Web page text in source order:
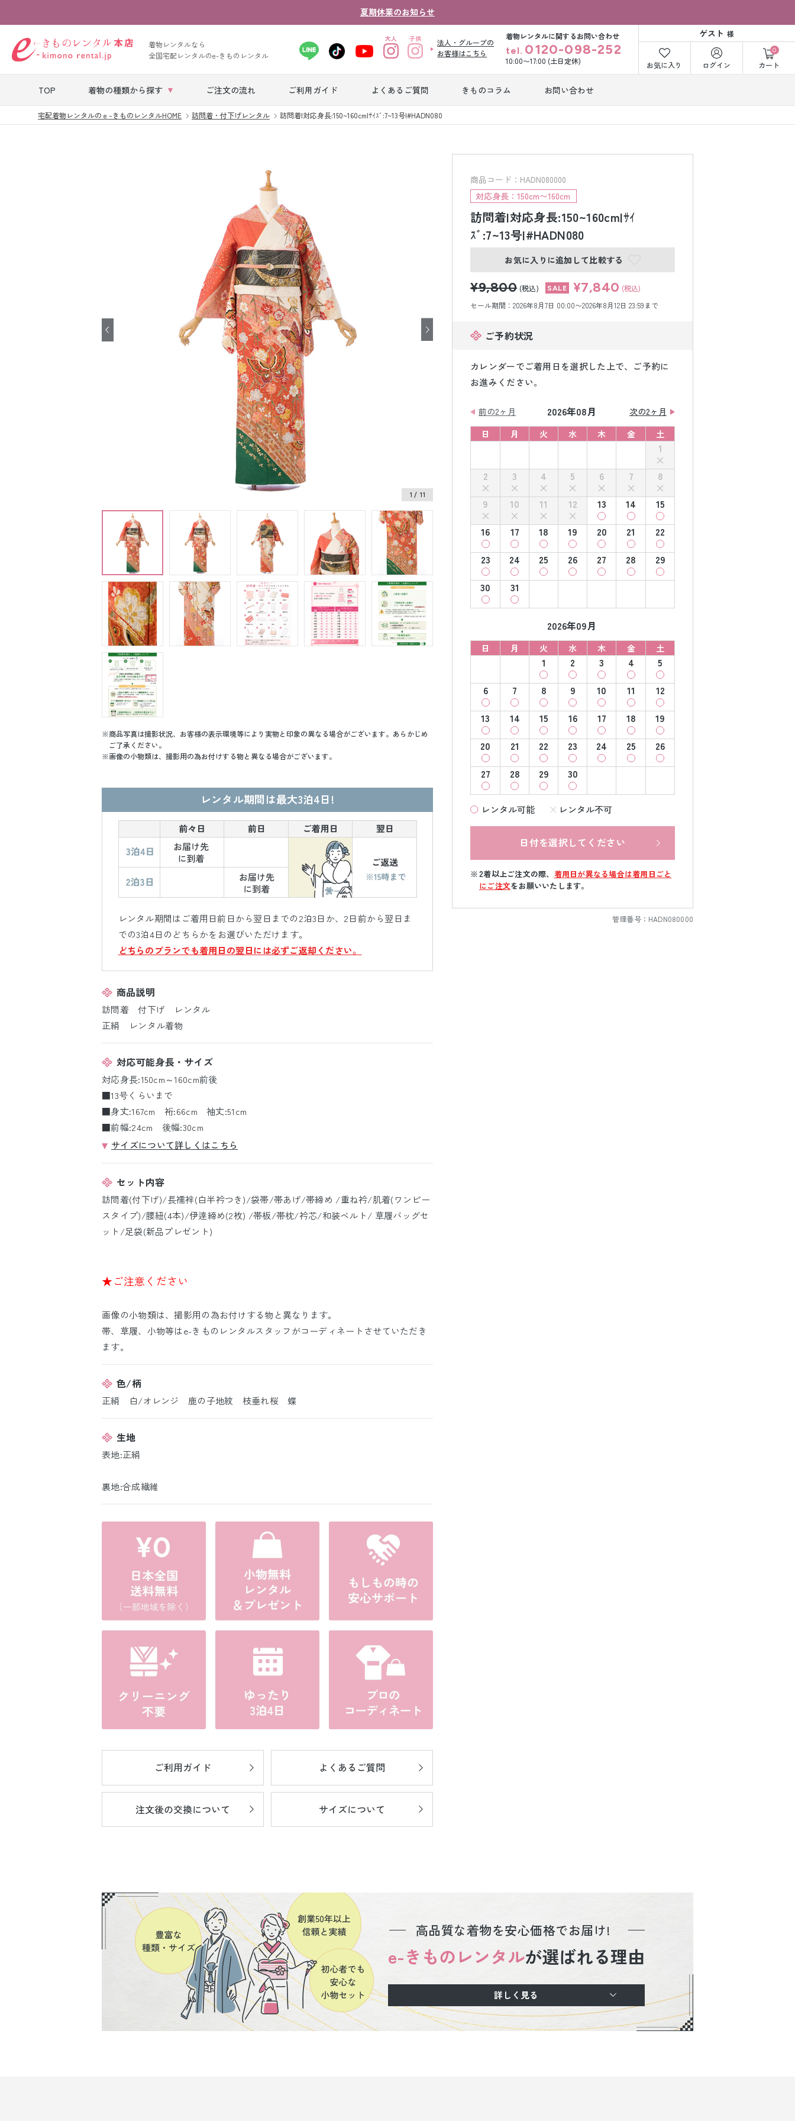
夏期休業のお知らせ
着物レンタルなら
全国宅配レンタルのe-きものレンタル
法人・グループの
お客様はこちら
着物レンタルに関するお問い合わせ
tel. 0120-098-252
10:00〜17:00 (土日定休)
ゲスト 様
お気に入り ログイン
0
カート
TOP 着物の種類から探す ご注文の流れ ご利用ガイド よくあるご質問 きものコラム お問い合わせ
七五三レンタル 振袖レンタル
卒業式袴レンタ
ル
産着レンタル
レンタル
ンタル
タル
男性礼装レンタ
ル
色打掛&紋付袴
小物販売品
宅配着物レンタルのｅ-きものレンタルHOME 訪問着・付下げレンタル 訪問着|対応身長:150~160cm|ｻｲｽﾞ:7~13号|#HADN080
商品コード：HADN080000
対応身長：150cm〜160cm
訪問着|対応身長:150~160cm|ｻｲ
ｽﾞ:7~13号|#HADN080
お気に入りに追加して比較する
¥9,800 (税込) ¥7,840 (税込)
セール期間：2026年8月7日 00:00〜2026年8月12日 23:59まで
ご予約状況
カレンダーでご着用日を選択した上で、ご予約に
お進みください。
前の2ヶ月 2026年08月
次の2ヶ月
日
月 火 水 木 金 土
1
2
3 4 5 6 7
8
9
10 11 12 13 14
15
16
17 18 19 20 21
22
23
24 25 26 27 28
29
30
31
2026年09月
日 月 火 水 木 金 土
1 2 3 4
5
6
7 8 9 10 11
12
13
14 15 16 17 18
19
20
21 22 23 24 25
26
27
28 29 30
レンタル可能 レンタル不可
日付を選択してください
2着以上ご注文の際、 着用日が異なる場合は着用日ごと
にご注文をお願いいたします。
管理番号： HADN080000
1 / 11
商品写真は撮影状況、お客様の表示環境等により実物と印象の異なる場合がございます。あらかじめ
ご了承ください。
画像の小物類は、撮影用の為お付けする物と異なる場合がございます。
レンタル期間は最大3泊4日!
レンタル期間はご着用日前日から翌日までの2泊3日か、2日前から翌日ま
での3泊4日のどちらかをお選びいただけます。
どちらのプランでも着用日の翌日には必ずご返却ください。
商品説明
訪問着 付下げ レンタル
正絹 レンタル着物
対応可能身長・サイズ
対応身長:150cm～160cm前後
■13号くらいまで
■身丈:167cm 裄:66cm 袖丈:51cm
■前幅:24cm 後幅:30cm
サイズについて詳しくはこちら
セット内容
訪問着(付下げ)/長襦袢(白半衿つき)/袋帯/帯あげ/帯締め /重ね衿/肌着(ワンピー
スタイプ)/腰紐(4本)/伊逹締め(2枚) /帯板/帯枕/衿芯/和装ベルト/ 草履バッグセ
ット/足袋(新品プレゼント)
★ご注意ください
画像の小物類は、撮影用の為お付けする物と異なります。
帯、草履、小物等はe-きものレンタルスタッフがコーディネートさせていただき
ます。
色/柄
正絹 白/オレンジ 鹿の子地紋 枝垂れ桜 蝶
生地
表地:正絹
裏地:合成繊維
ご利用ガイド よくあるご質問
注文後の交換について サイズについて
高品質な着物を安心価格でお届け!
e-きものレンタルが選ばれる理由
詳しく見る